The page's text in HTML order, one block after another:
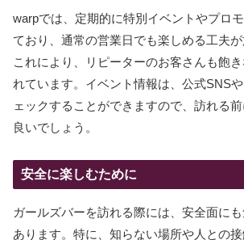
warpでは、定期的に特別イベントやプロ
ており、通常の営業日でも楽しめる工夫が
これにより、リピーターのお客さんも飽
れています。イベント情報は、公式SNS
ェックすることができますので、訪れる
良いでしょう。
安全に楽しむために
ガールズバーを訪れる際には、安全面に
あります。特に、知らない場所や人との